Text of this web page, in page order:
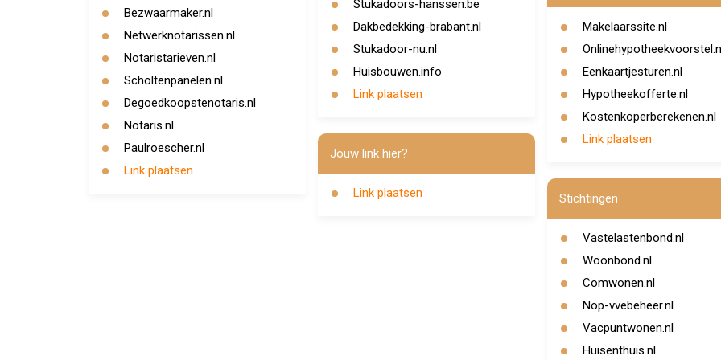
Bezwaarmaker.nl
Netwerknotarissen.nl
Notaristarieven.nl
Scholtenpanelen.nl
Degoedkoopstenotaris.nl
Notaris.nl
Paulroescher.nl
Link plaatsen
Stukadoors-hanssen.be
Dakbedekking-brabant.nl
Stukadoor-nu.nl
Huisbouwen.info
Link plaatsen
Jouw link hier?
Link plaatsen
Makelaarssite.nl
Eenkaartjesturen.nl
Hypotheekofferte.nl
Kostenkoperberekenen.nl
Link plaatsen
Stichtingen
Vastelastenbond.nl
Woonbond.nl
Comwonen.nl
Nop-vvebeheer.nl
Vacpuntwonen.nl
Huisenthuis.nl